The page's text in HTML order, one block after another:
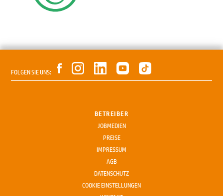
FOLGEN SIE UNS:
BETREIBER
JOBMEDIEN
PREISE
IMPRESSUM
AGB
DATENSCHUTZ
COOKIE EINSTELLUNGEN